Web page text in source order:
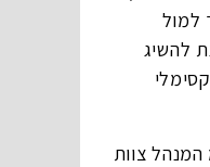
למול
להשיג
צוות